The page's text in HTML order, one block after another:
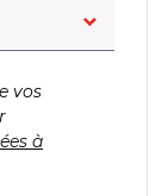
vos
à